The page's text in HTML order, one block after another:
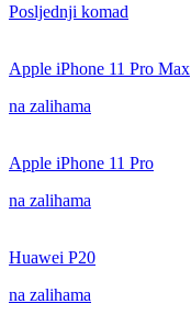
Posljednji komad
Apple iPhone 11 Pro Max
na zalihama
Apple iPhone 11 Pro
na zalihama
Huawei P20
na zalihama